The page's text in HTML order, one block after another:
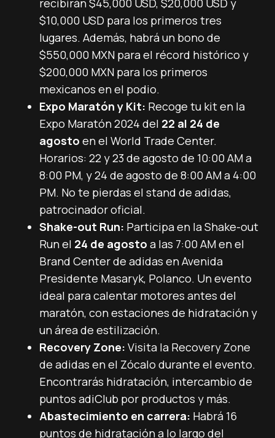
recibirán $45,000 USD, $20,000 USD y
$10,000 USD para los primeros tres
lugares. Además, habrá un bono de
$550,000 MXN para el récord histórico y
$200,000 MXN para los primeros
mexicanos en el podio.
Expo Maratón y Kit: Recoge tu kit en la
Expo Maratón 2024 del 22 al 24 de
agosto en el World Trade Center.
Horarios: 22 y 23 de agosto de 10:00 AM a
8:00 PM, y 24 de agosto de 8:00 AM a 4:00
PM. No te pierdas el stand de adidas,
patrocinador oficial.
Shake-out Run: Participa en la Shake-out
Run el 24 de agosto a las 7:00 AM en el
Brand Center de adidas en Avenida
Presidente Masaryk, Polanco. Un evento
ideal para calentar motores antes del
maratón, con estaciones de hidratación y
un área de estilización.
Recovery Zone: Visita la Recovery Zone
de adidas en el Zócalo durante el evento.
Encontrarás hidratación, intercambio de
puntos adiClub por productos y más.
Abastecimiento en carrera: Habrá 16
puntos de hidratación a lo largo del